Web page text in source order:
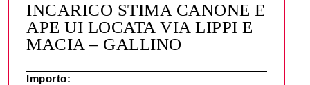
INCARICO STIMA CANONE E
APE UI LOCATA VIA LIPPI E
MACIA – GALLINO
Importo: